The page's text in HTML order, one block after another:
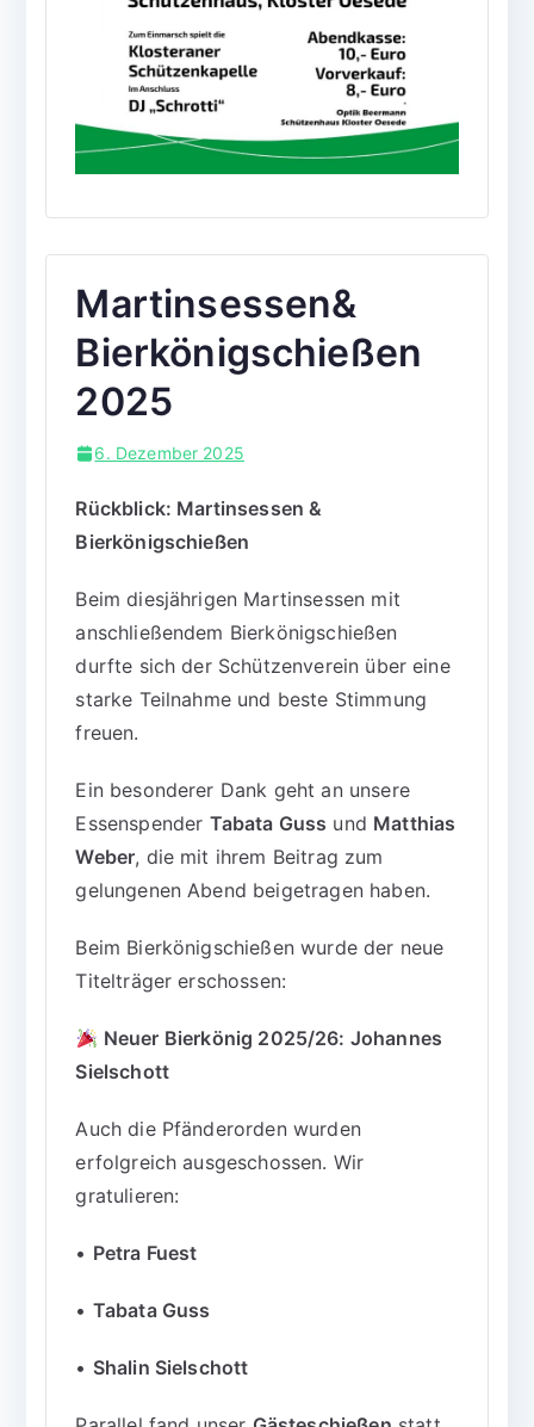
Martinsessen&
Bierkönigschießen
2025
6. Dezember 2025
Rückblick: Martinsessen &
Bierkönigschießen
Beim diesjährigen Martinsessen mit
anschließendem Bierkönigschießen
durfte sich der Schützenverein über eine
starke Teilnahme und beste Stimmung
freuen.
Ein besonderer Dank geht an unsere
Essenspender Tabata Guss und Matthias
Weber, die mit ihrem Beitrag zum
gelungenen Abend beigetragen haben.
Beim Bierkönigschießen wurde der neue
Titelträger erschossen:
Neuer Bierkönig 2025/26: Johannes
Sielschott
Auch die Pfänderorden wurden
erfolgreich ausgeschossen. Wir
gratulieren:
• Petra Fuest
• Tabata Guss
• Shalin Sielschott